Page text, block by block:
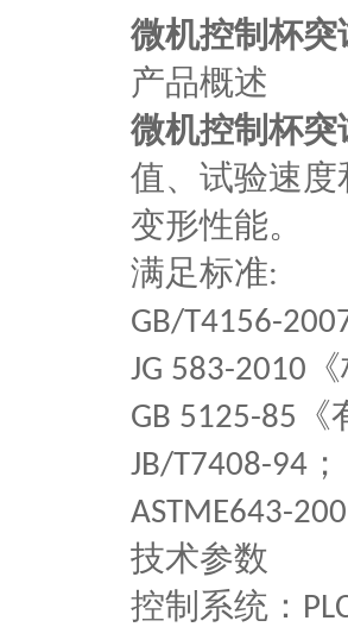
微机控制杯突
产品概述
微机控制杯突
值、试验速
变形性能。
满足标准:
GB/T4156-
JG 583-2010
GB 5125-85
JB/T7408-94 ；
ASTME643-
技术参数
控制系统：